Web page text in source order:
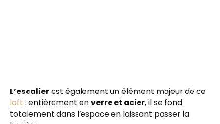
L’escalierest également un élément majeur de ce
loft : entièrement enverre et acier, il se fond
totalement dans l’espace en laissant passer la